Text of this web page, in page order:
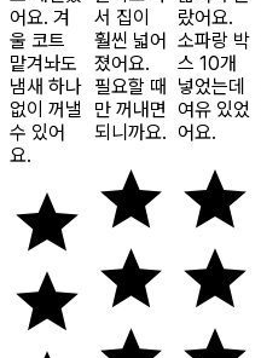
어요. 겨
울 코트
맡겨놔도
냄새 하나
없이 꺼낼
수 있어
요.
서 집이
훨씬 넓어
졌어요.
필요할 때
만 꺼내면
되니까요.
랐어요.
소파랑 박
스 10개
넣었는데
여유 있었
어요.